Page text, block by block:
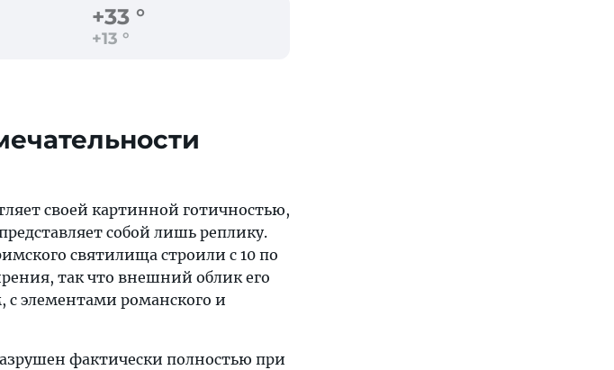
+33 °
+13 °
своей картинной готичностью,
собой лишь реплику.
святилища строили с 10 по
так что внешний облик его
с элементами романского и
фактически полностью при